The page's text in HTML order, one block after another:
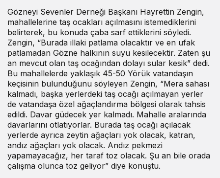
Gözneyi Sevenler Derneği Başkanı Hayrettin Zengin,
mahallelerine taş ocakları açılmasını istemediklerini
belirterek, bu konuda çaba sarf ettiklerini söyledi.
Zengin, “Burada illaki patlama olacaktır ve en ufak
patlamadan Gözne halkının suyu kesilecektir. Zaten şu
an mevcut olan taş ocağından dolayı sular kesik” dedi.
Bu mahallelerde yaklaşık 45-50 Yörük vatandaşın
keçisinin bulunduğunu söyleyen Zengin, “Mera sahası
kalmadı, başka yerlerdeki taş ocağı açılmayan yerler
de vatandaşa özel ağaçlandırma bölgesi olarak tahsis
edildi. Davar güdecek yer kalmadı. Mahalle aralarında
davarlarını otlatıyorlar. Burada taş ocağı açılacak
yerlerde ayrıca zeytin ağaçları yok olacak, katran,
andız ağaçları yok olacak. Andız pekmezi
yapamayacağız, her taraf toz olacak. Şu an bile orada
çalışma olunca toz geliyor” diye konuştu.